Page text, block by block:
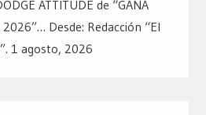
ATTITUDE de “GANA
2026”… Desde: Redacción “El
1 agosto, 2026